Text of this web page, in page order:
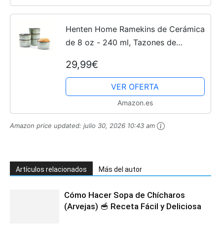
Henten Home Ramekins de Cerámica
de 8 oz - 240 ml, Tazones de
Pudín, Tazas de Soufflé para 6
Personas - Juego de 6...
29,99€
VER OFERTA
Amazon.es
Amazon price updated: julio 30, 2026 10:43 am
Artículos relacionados Más del autor
Cómo Hacer Sopa de Chícharos
(Arvejas) 🥣 Receta Fácil y Deliciosa